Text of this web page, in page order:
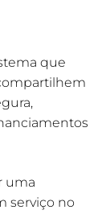
que
uma
serviço no